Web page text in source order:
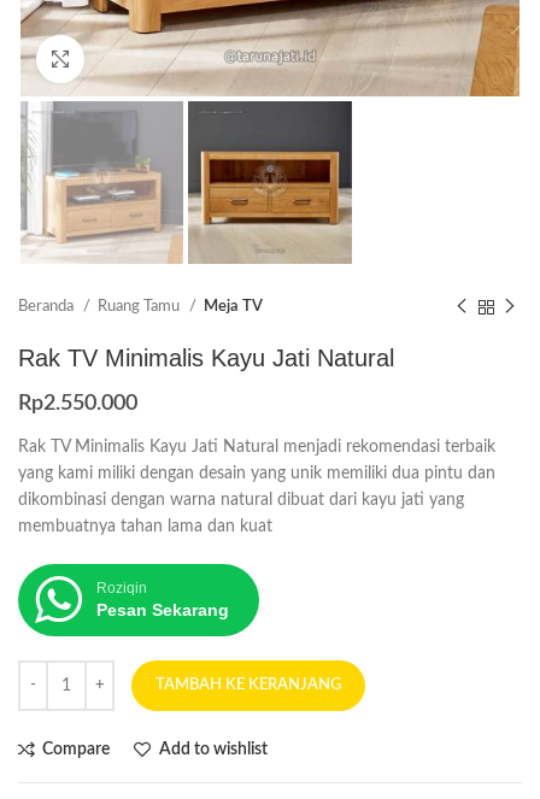
Click to enlarge
Beranda Ruang Tamu Meja TV
Rak TV Minimalis Kayu Jati Natural
Rp2.550.000
Rak TV Minimalis Kayu Jati Natural menjadi rekomendasi terbaik
yang kami miliki dengan desain yang unik memiliki dua pintu dan
dikombinasi dengan warna natural dibuat dari kayu jati yang
membuatnya tahan lama dan kuat
Roziqin
Pesan Sekarang
TAMBAH KE KERANJANG
Compare Add to wishlist